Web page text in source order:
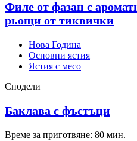
Филе от фазан с
рьощи от тиквички
Нова Година
Основни ястия
Ястия с месо
Сподели
Баклава с фъстъци
Време за приготвяне: 80 мин.